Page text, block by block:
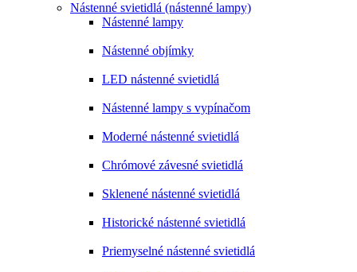
Nástenné svietidlá (nástenné lampy)
Nástenné lampy
Nástenné objímky
LED nástenné svietidlá
Nástenné lampy s vypínačom
Moderné nástenné svietidlá
Chrómové závesné svietidlá
Sklenené nástenné svietidlá
Historické nástenné svietidlá
Priemyselné nástenné svietidlá